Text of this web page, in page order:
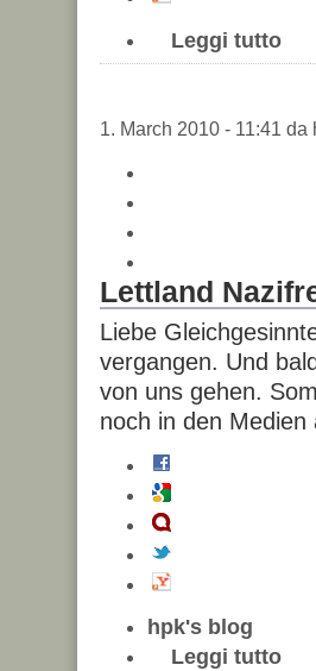
Leggi tutto
1. March 2010 - 11:41 da
Lettland
Liebe
vergangen. Und
von uns gehen.
noch in den
hpk's blog
Leggi tutto